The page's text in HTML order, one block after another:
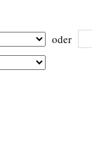
oder